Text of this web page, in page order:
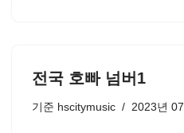
전국 호빠 넘버1
기준 hscitymusic 2023년